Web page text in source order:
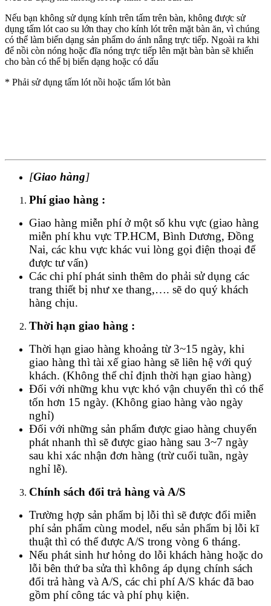
Nếu bạn không sử dụng kính trên tấm trên bàn, không được sử
dụng tấm lót cao su lớn thay cho kính lót trên mặt bàn ăn, vì chúng
có thể làm biến dạng sản phẩm do ánh nắng trực tiếp. Ngoài ra khi
để nồi còn nóng hoặc đĩa nóng trực tiếp lên mặt bàn bàn sẽ khiến
cho bàn có thể bị biến dạng hoặc có dấu
* Phải sử dụng tấm lót nồi hoặc tấm lót bàn
[Giao hàng]
Phí giao hàng :
Giao hàng miễn phí ở một số khu vực (giao hàng
miễn phí khu vực TP.HCM, Bình Dương, Đồng
Nai, các khu vực khác vui lòng gọi điện thoại để
được tư vấn)
Các chi phí phát sinh thêm do phải sử dụng các
trang thiết bị như xe thang,…. sẽ do quý khách
hàng chịu.
Thời hạn giao hàng :
Thời hạn giao hàng khoảng từ 3~15 ngày, khi
giao hàng thì tài xế giao hàng sẽ liên hệ với quý
khách. (Không thể chỉ định thời hạn giao hàng)
Đối với những khu vực khó vận chuyển thì có thể
tốn hơn 15 ngày. (Không giao hàng vào ngày
nghỉ)
Đối với những sản phẩm được giao hàng chuyển
phát nhanh thì sẽ được giao hàng sau 3~7 ngày
sau khi xác nhận đơn hàng (trừ cuối tuần, ngày
nghỉ lễ).
Chính sách đổi trả hàng và A/S
Trường hợp sản phẩm bị lỗi thì sẽ được đổi miễn
phí sản phẩm cùng model, nếu sản phẩm bị lỗi kĩ
thuật thì có thể được A/S trong vòng 6 tháng.
Nếu phát sinh hư hỏng do lỗi khách hàng hoặc do
lỗi bên thứ ba sửa thì không áp dụng chính sách
đổi trả hàng và A/S, các chi phí A/S khác đã bao
gồm phí công tác và phí phụ kiện.